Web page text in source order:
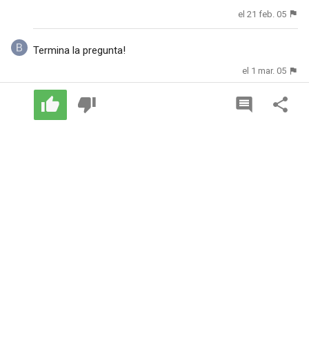
el 21 feb. 05
Termina la pregunta!
el 1 mar. 05